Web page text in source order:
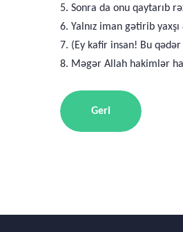
5. Sonra da onu qaytarıb
6. Yalnız iman gətirib
7. (Ey kafir insan! Bu
8. Məgər Allah hakimlər
Geri